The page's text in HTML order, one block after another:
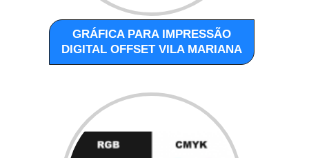
GRÁFICA PARA IMPRESSÃO
DIGITAL OFFSET VILA MARIANA